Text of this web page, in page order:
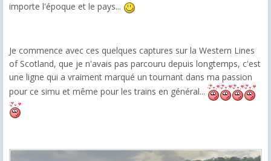
importe l'époque et le pays...
Je commence avec ces quelques captures sur la Western Lines
of Scotland, que je n'avais pas parcouru depuis longtemps, c'est
une ligne qui a vraiment marqué un tournant dans ma passion
pour ce simu et même pour les trains en général...